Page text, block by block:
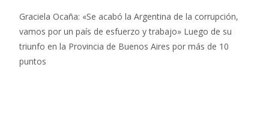
Graciela Ocaña: «Se acabó la Argentina de la corrupción,
vamos por un país de esfuerzo y trabajo» Luego de su
triunfo en la Provincia de Buenos Aires por más de 10
puntos